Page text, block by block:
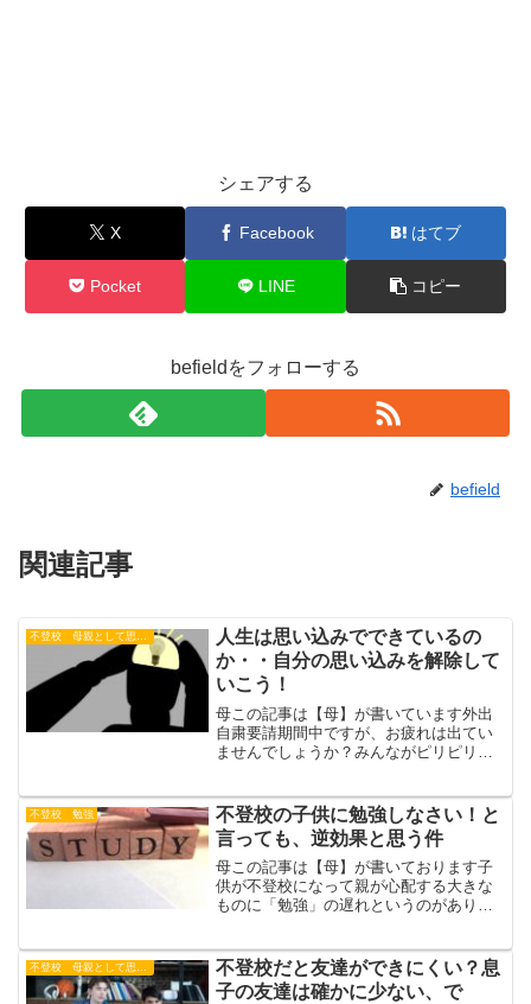
シェアする
X Facebook はてブ
Pocket LINE コピー
befieldをフォローする
befield
関連記事
不登校 母親として思うこと
人生は思い込みでできているの
か・・自分の思い込みを解除して
いこう！
母この記事は【母】が書いています外出
自粛要請期間中ですが、お疲れは出てい
ませんでしょうか？みんながピリピリ緊
関係なく仕事の方もいらっしゃるでしょ
うし、ご主人が在宅ワーク...
不登校 勉強
不登校の子供に勉強しなさい！と
言っても、逆効果と思う件
母この記事は【母】が書いております子
供が不登校になって親が心配する大きな
ものに「勉強」の遅れというのがありま
います。でも、不登校の子供に「勉強し
なさい！」と言っても、勉...
不登校 母親として思うこと
不登校だと友達ができにくい？息
子の友達は確かに少ない、で